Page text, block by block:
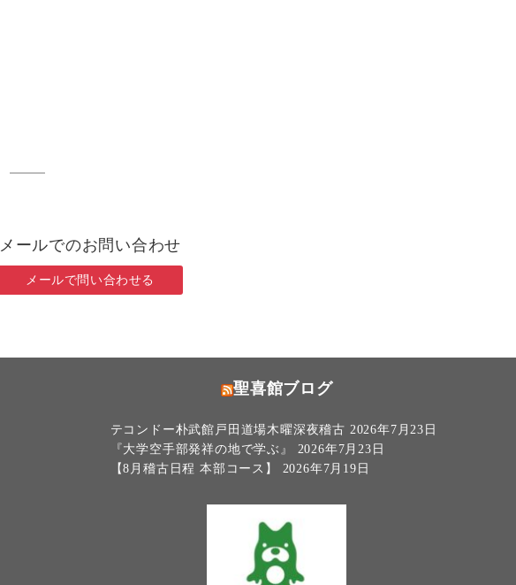
メールでのお問い合わせ
メールで問い合わせる
聖喜館ブログ
テコンドー朴武館戸田道場木曜深夜稽古 2026年7月23日
『大学空手部発祥の地で学ぶ』
2026年7月23日
【8月稽古日程 本部コース】
2026年7月19日